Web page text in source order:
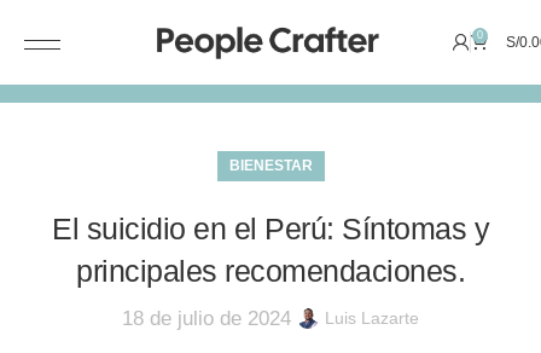
0 S/
BIENESTAR
El suicidio en el Perú: Síntomas y
principales recomendaciones.
18 de julio de 2024 Luis Lazarte